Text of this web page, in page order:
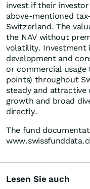
invest if their
above-mentioned
Switzerland. The
the NAV without
volatility. Investment
development and
or commercial usage
points) throughout
steady and
growth and broad
directly.
The fund
Lesen Sie auch